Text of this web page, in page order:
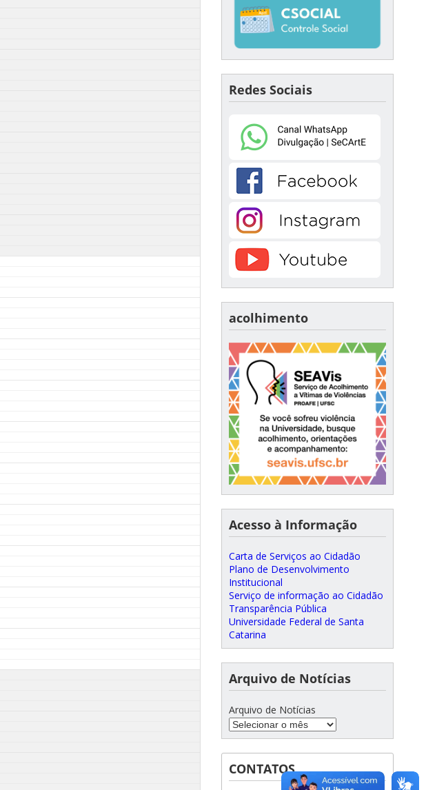
Redes Sociais
acolhimento
Acesso à Informação
Carta de Serviços ao Cidadão
Plano de Desenvolvimento
Institucional
Serviço de informação ao Cidadão
Transparência Pública
Universidade Federal de Santa
Catarina
Arquivo de Notícias
Arquivo de Notícias
CONTATOS